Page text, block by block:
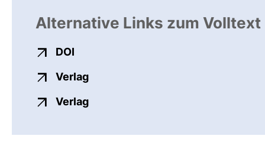
Alternative Links zum Volltext
DOI
Verlagexterner Link, öffnet neues
Verlagexterner Link, öffnet neues